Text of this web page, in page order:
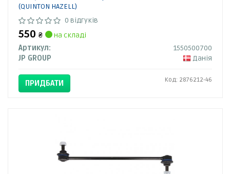
(QUINTON HAZELL)
0 відгуків
550 ₴
на складі
Артикул:
1550500700
JP GROUP
Данія
ПРИДБАТИ Код: 2876212-46